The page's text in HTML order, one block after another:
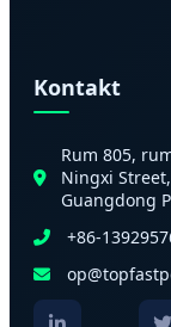
Kontakt
Rum 805,
Ningxi
Guangdong
+86-